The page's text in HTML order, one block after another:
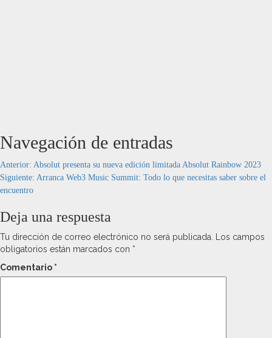
Navegación de entradas
Anterior: Absolut presenta su nueva edición limitada Absolut Rainbow 2023
Siguiente: Arranca Web3 Music Summit: Todo lo que necesitas saber sobre el
encuentro
Deja una respuesta
Tu dirección de correo electrónico no será publicada. Los campos
obligatorios están marcados con *
Comentario *